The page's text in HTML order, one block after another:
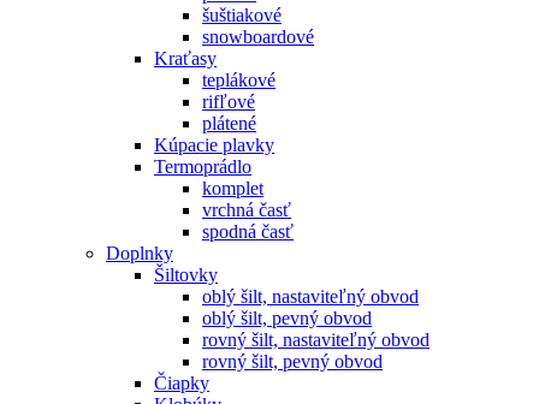
šuštiakové
snowboardové
Kraťasy
teplákové
rifľové
plátené
Kúpacie plavky
Termoprádlo
komplet
vrchná časť
spodná časť
Doplnky
Šiltovky
oblý šilt, nastaviteľný obvod
oblý šilt, pevný obvod
rovný šilt, nastaviteľný obvod
rovný šilt, pevný obvod
Čiapky